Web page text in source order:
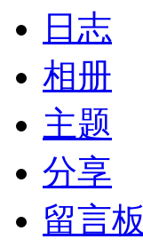
日志
相册
主题
分享
留言板